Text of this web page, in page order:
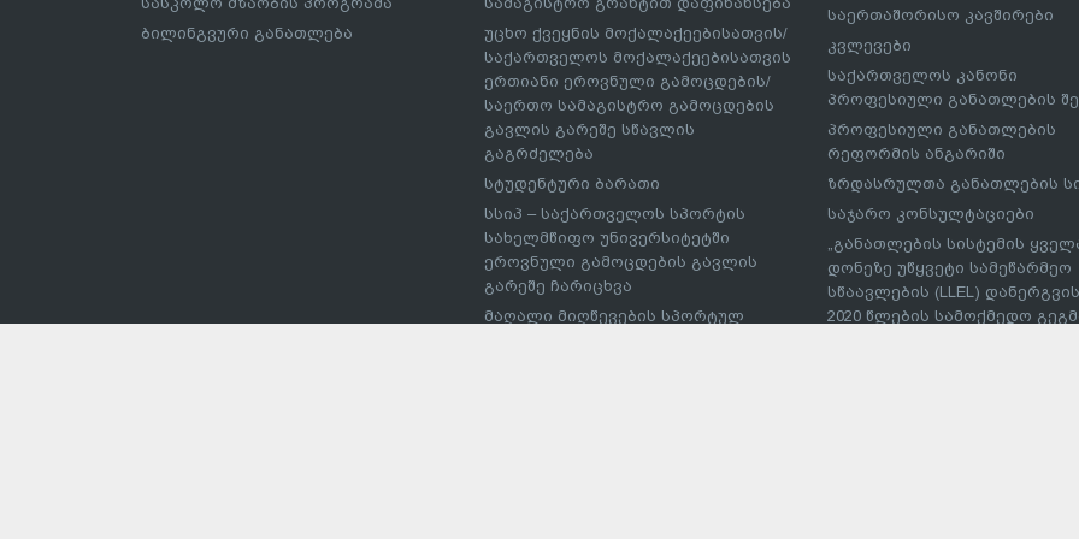
ბილინგვური განათლება
უცხო ქვეყნის მოქალაქეებისათვის/
საქართველოს მოქალაქეებისათვის
ერთიანი ეროვნული გამოცდების/
საერთო სამაგისტრო გამოცდების
გავლის გარეშე სწავლის
გაგრძელება
სტუდენტური ბარათი
სსიპ – საქართველოს სპორტის
სახელმწიფო უნივერსიტეტში
ეროვნული გამოცდების გავლის
გარეშე ჩარიცხვა
მაღალი მიღწევების სპორტულ
საერთაშორისო კავშირები
კვლევები
საქართველოს კანონი
პროფესიული განათლების
პროფესიული განათლების
რეფორმის ანგარიში
ზრდასრულთა განათლების
საჯარო კონსულტაციები
„განათლების სისტემის
დონეზე უწყვეტი სამეწარმეო
სწაავლების (LLEL) დანერგვის
2020 წლების სამოქმედო